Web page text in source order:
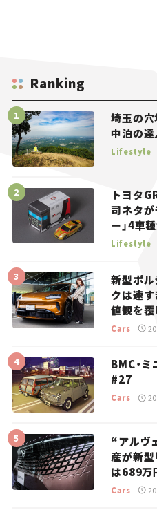
Ranking
埼玉の
中泊の
Lifestyle
トヨタ
司ネタが
ー」4車
マとホビ
Lifestyle
新型ポル
クは速す
値観を覆
り。
Cars
BMC・
#27
Cars
“アルヴ
産が新型
は689万
Cars